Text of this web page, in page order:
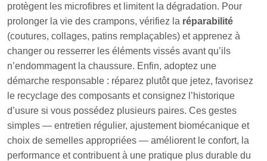
protègent les microfibres et limitent la dégradation. Pour
prolonger la vie des crampons, vérifiez la réparabilité
(coutures, collages, patins remplaçables) et apprenez à
changer ou resserrer les éléments vissés avant qu’ils
n’endommagent la chaussure. Enfin, adoptez une
démarche responsable : réparez plutôt que jetez, favorisez
le recyclage des composants et consignez l’historique
d’usure si vous possédez plusieurs paires. Ces gestes
simples — entretien régulier, ajustement biomécanique et
choix de semelles appropriées — améliorent le confort, la
performance et contribuent à une pratique plus durable du